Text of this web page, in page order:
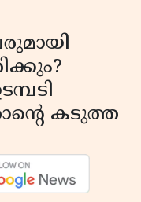
കടുത്ത